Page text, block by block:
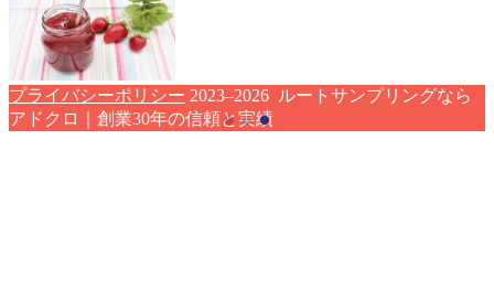
プライバシーポリシー 2023–2026 ルートサンプリングなら
アドクロ｜創業30年の信頼と実績